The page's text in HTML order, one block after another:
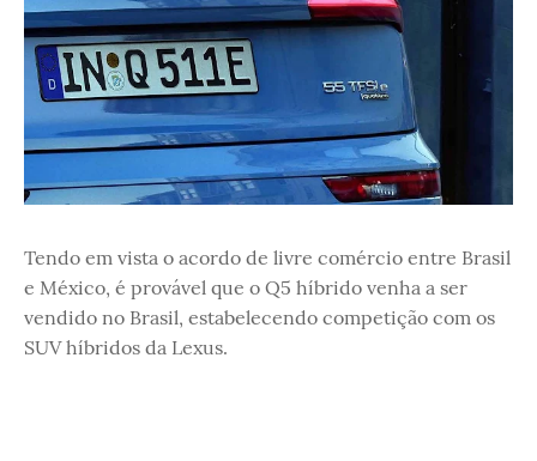
Tendo em vista o acordo de livre comércio entre Brasil
e México, é provável que o Q5 híbrido venha a ser
vendido no Brasil, estabelecendo competição com os
SUV híbridos da Lexus.